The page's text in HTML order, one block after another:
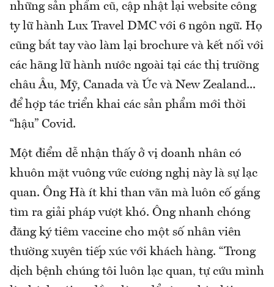
những sản phẩm cũ, cập nhật lại website công
ty lữ hành Lux Travel DMC với 6 ngôn ngữ. Họ
cũng bắt tay vào làm lại brochure và kết nối với
các hãng lữ hành nước ngoài tại các thị trường
châu Âu, Mỹ, Canada và Úc và New Zealand...
để hợp tác triển khai các sản phẩm mới thời
“hậu” Covid.
Một điểm dễ nhận thấy ở vị doanh nhân có
khuôn mặt vuông vức cương nghị này là sự lạc
quan. Ông Hà ít khi than vãn mà luôn cố gắng
tìm ra giải pháp vượt khó. Ông nhanh chóng
đăng ký tiêm vaccine cho một số nhân viên
thường xuyên tiếp xúc với khách hàng. “Trong
dịch bệnh chúng tôi luôn lạc quan, tự cứu mình